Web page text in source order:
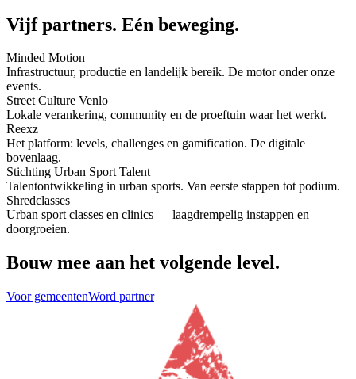
Vijf partners. Eén beweging.
Minded Motion
Infrastructuur, productie en landelijk bereik. De motor onder onze
events.
Street Culture Venlo
Lokale verankering, community en de proeftuin waar het werkt.
Reexz
Het platform: levels, challenges en gamification. De digitale
bovenlaag.
Stichting Urban Sport Talent
Talentontwikkeling in urban sports. Van eerste stappen tot podium.
Shredclasses
Urban sport classes en clinics — laagdrempelig instappen en
doorgroeien.
Bouw mee aan het volgende level.
Voor gemeentenWord partner